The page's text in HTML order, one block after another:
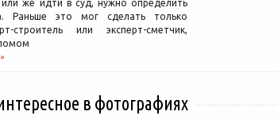
же идти в суд, нужно определить
Раньше это мог сделать только
строитель или эксперт-сметчик,
в фотографиях